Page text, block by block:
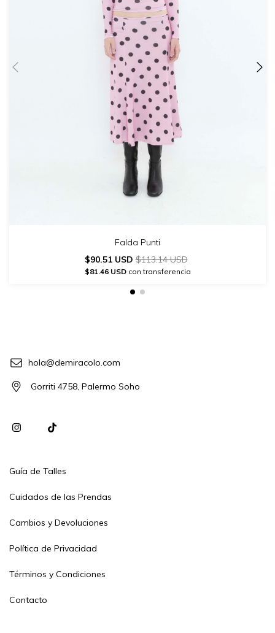
Falda Punti
$90.51 USD$113.14 USD
$81.46 USDcon transferencia
hola@demiracolo.com
Gorriti 4758, Palermo Soho
Guía de Talles
Cuidados de las Prendas
Cambios y Devoluciones
Política de Privacidad
Términos y Condiciones
Contacto